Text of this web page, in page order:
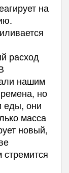
на
расход
нашим
но
еды, они
масса
новый,